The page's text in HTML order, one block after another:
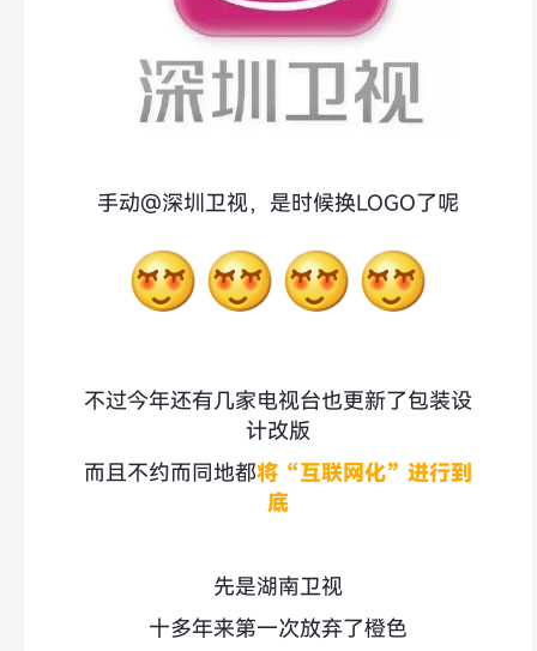
手动@深圳卫视，是时候换LOGO了呢
不过今年还有几家电视台也更新了包装设
计改版
而且不约而同地都将“互联网化”进行到
底
先是湖南卫视
十多年来第一次放弃了橙色